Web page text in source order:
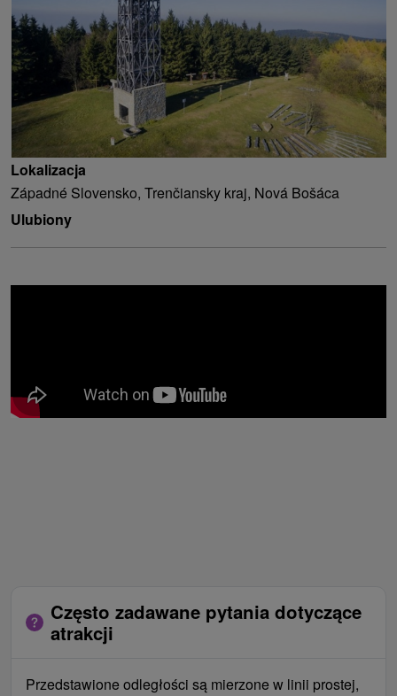
Lokalizacja
Západné Slovensko, Trenčiansky kraj, Nová Bošáca
Ulubiony
Często zadawane pytania dotyczące
atrakcji
Przedstawione odległości są mierzone w linii prostej,